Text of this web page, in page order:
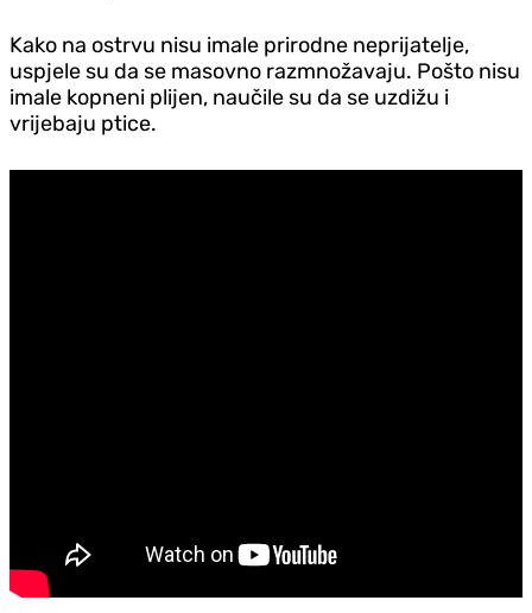
Kako na ostrvu nisu imale prirodne neprijatelje,
uspjele su da se masovno razmnožavaju. Pošto nisu
imale kopneni plijen, naučile su da se uzdižu i
vrijebaju ptice.